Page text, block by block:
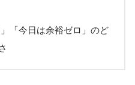
「今日は余裕ゼロ」のど